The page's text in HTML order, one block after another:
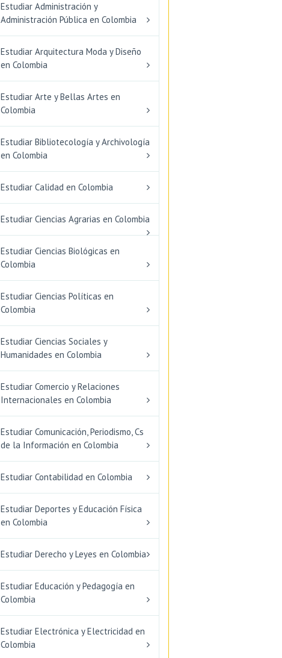
Estudiar Administración y
Administración Pública en Colombia
Estudiar Arquitectura Moda y Diseño
en Colombia
Estudiar Arte y Bellas Artes en
Colombia
Estudiar Bibliotecología y Archivología
en Colombia
Estudiar Calidad en Colombia
Estudiar Ciencias Agrarias en Colombia
Estudiar Ciencias Biológicas en
Colombia
Estudiar Ciencias Políticas en
Colombia
Estudiar Ciencias Sociales y
Humanidades en Colombia
Estudiar Comercio y Relaciones
Internacionales en Colombia
Estudiar Comunicación, Periodismo, Cs
de la Información en Colombia
Estudiar Contabilidad en Colombia
Estudiar Deportes y Educación Física
en Colombia
Estudiar Derecho y Leyes en Colombia
Estudiar Educación y Pedagogía en
Colombia
Estudiar Electrónica y Electricidad en
Colombia